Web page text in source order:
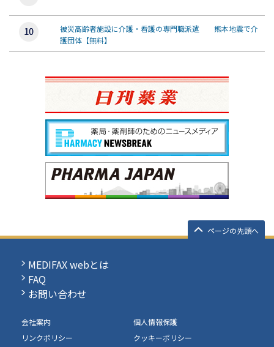
被災高齢者施設に介護・看護の専門職派遣 熊本地震で介
護団体【無料】
ページの先頭へ
MEDIFAX webとは
FAQ
お問い合わせ
会社案内
個人情報保護
リンクポリシー
クッキーポリシー